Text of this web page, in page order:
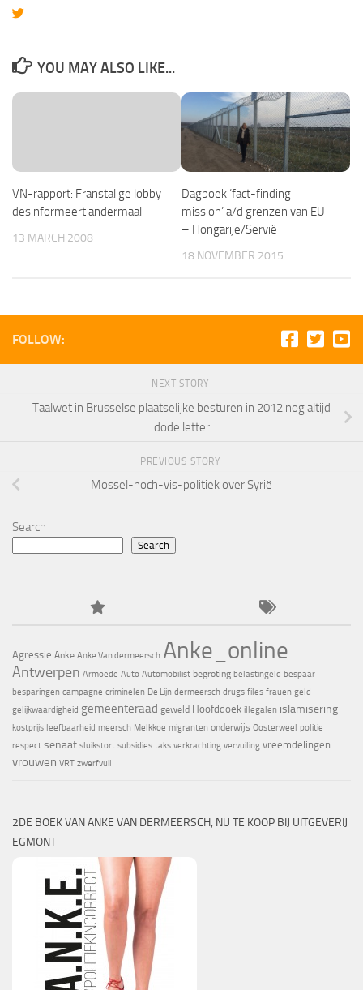
YOU MAY ALSO LIKE...
VN-rapport: Franstalige lobby
desinformeert andermaal
13 MARCH 2008
Dagboek ‘fact-finding
mission’ a/d grenzen van EU
– Hongarije/Servië
18 NOVEMBER 2015
FOLLOW:
NEXT STORY
Taalwet in Brusselse plaatselijke besturen in 2012 nog altijd
dode letter
PREVIOUS STORY
Mossel-noch-vis-politiek over Syrië
Search
Search
Agressie Anke Anke Van dermeersch Anke_online
Antwerpen Armoede Auto Automobilist begroting belastingeld bespaar
besparingen campagne criminelen De Lijn dermeersch drugs files frauen geld
gelijkwaardigheid gemeenteraad geweld Hoofddoek illegalen islamisering
kostprijs leefbaarheid meersch Melkkoe migranten onderwijs Oosterweel politie
respect senaat sluikstort subsidies taks verkrachting vervuiling vreemdelingen
vrouwen VRT zwerfvuil
2DE BOEK VAN ANKE VAN DERMEERSCH, NU TE KOOP BIJ UITGEVERIJ
EGMONT